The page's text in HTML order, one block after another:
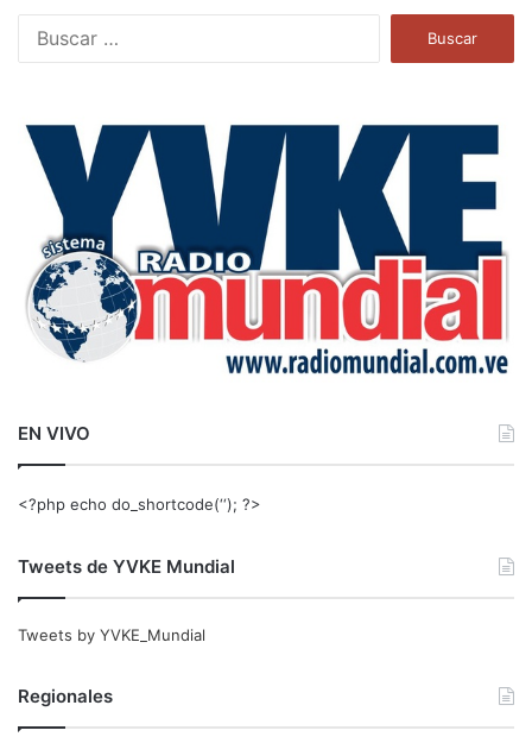
a
EN VIVO
<?php echo do_shortcode(‘‘); ?>
Tweets de YVKE Mundial
Tweets by YVKE_Mundial
Regionales